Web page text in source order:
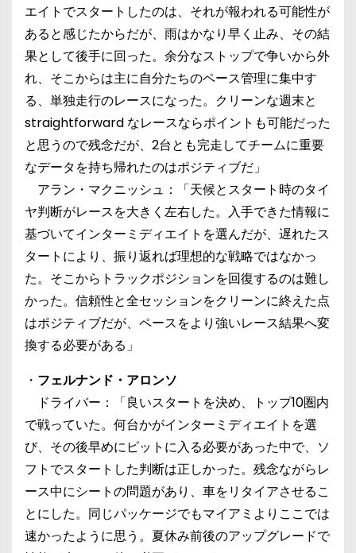
エイトでスタートしたのは、それが報われる可能性が
あると感じたからだが、雨はかなり早く止み、その結
果として後手に回った。余分なストップで争いから外
れ、そこからは主に自分たちのペース管理に集中す
る、単独走行のレースになった。クリーンな週末と
straightforward なレースならポイントも可能だった
と思うので残念だが、2台とも完走してチームに重要
なデータを持ち帰れたのはポジティブだ」
アラン・マクニッシュ：「天候とスタート時のタイ
ヤ判断がレースを大きく左右した。入手できた情報に
基づいてインターミディエイトを選んだが、遅れたス
タートにより、振り返れば理想的な戦略ではなかっ
た。そこからトラックポジションを回復するのは難し
かった。信頼性と全セッションをクリーンに終えた点
はポジティブだが、ペースをより強いレース結果へ変
換する必要がある」
・ フェルナンド・アロンソ
ドライバー：「良いスタートを決め、トップ10圏内
で戦っていた。何台かがインターミディエイトを選
び、その後早めにピットに入る必要があった中で、ソ
フトでスタートした判断は正しかった。残念ながらレ
ース中にシートの問題があり、車をリタイアさせるこ
とにした。同じパッケージでもマイアミよりここでは
速かったように思う。夏休み前後のアップグレードで